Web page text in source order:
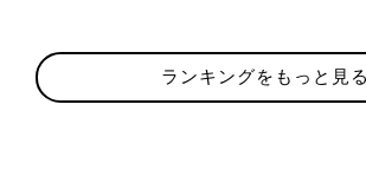
ランキングをもっと見る